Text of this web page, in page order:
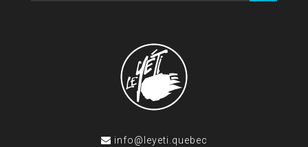
info@leyeti.quebec